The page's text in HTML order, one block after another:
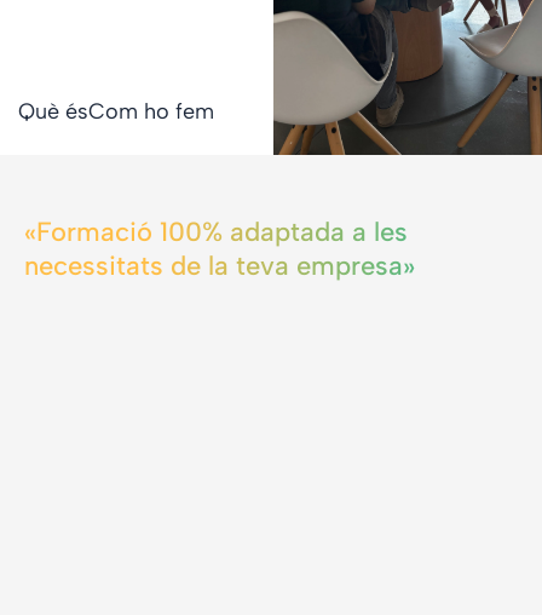
Què ésCom ho fem
«Formació 100% adaptada a les
necessitats de la teva empresa»